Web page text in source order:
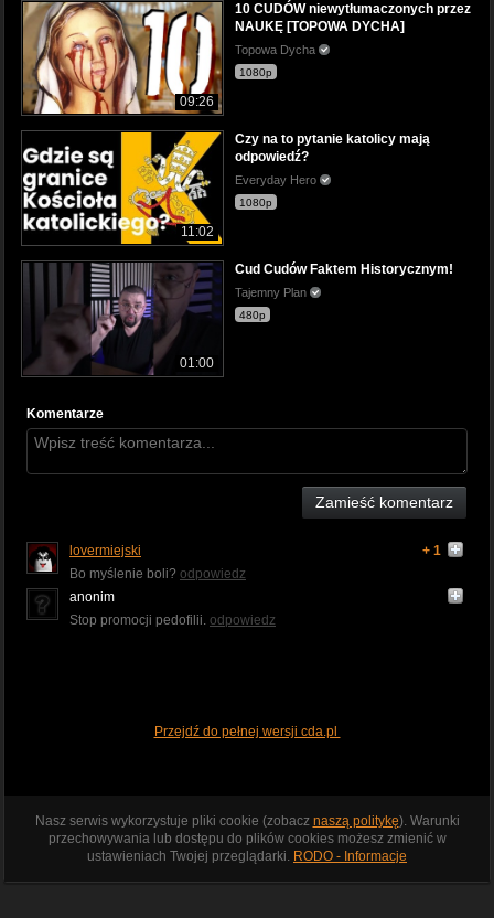
09:26
10 CUDÓW niewytłumaczonych przez
NAUKĘ [TOPOWA DYCHA]
Topowa Dycha
1080p
11:02
Czy na to pytanie katolicy mają
odpowiedź?
Everyday Hero
1080p
01:00
Cud Cudów Faktem Historycznym!
Tajemny Plan
480p
Komentarze
Zamieść komentarz
lovermiejski
+ 1
Bo myślenie boli? odpowiedz
anonim
Stop promocji pedofilii. odpowiedz
Przejdź do pełnej wersji cda.pl
Nasz serwis wykorzystuje pliki cookie (zobacz naszą politykę). Warunki
przechowywania lub dostępu do plików cookies możesz zmienić w
ustawieniach Twojej przeglądarki. RODO - Informacje